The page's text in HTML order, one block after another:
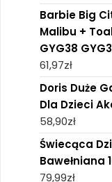
Barbie Big
Malibu +
GYG38
61,97zł
Doris Duże
Dla Dzieci
58,90zł
Świecąca
Bawełniana
79,99zł